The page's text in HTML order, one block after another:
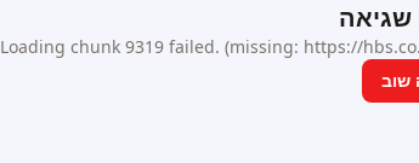
שגיאה
Loading chunk 9319 failed. (missing: https://
שוב